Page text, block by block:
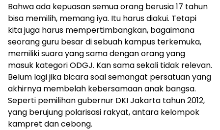
Bahwa ada kepuasan semua orang berusia 17 tahun
bisa memilih, memang iya. Itu harus diakui. Tetapi
kita juga harus mempertimbangkan, bagaimana
seorang guru besar di sebuah kampus terkemuka,
memiliki suara yang sama dengan orang yang
masuk kategori ODGJ. Kan sama sekali tidak relevan.
Belum lagi jika bicara soal semangat persatuan yang
akhirnya membelah kebersamaan anak bangsa.
Seperti pemilihan gubernur DKI Jakarta tahun 2012,
yang berujung polarisasi rakyat, antara kelompok
kampret dan cebong.